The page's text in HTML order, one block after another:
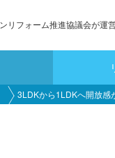
リフォーム推進協議会が運
3LDKから1LDKへ開放感